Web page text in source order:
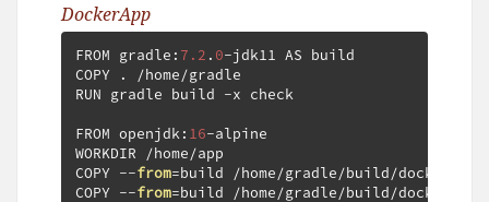
DockerApp
FROM gradle : 7.2 . 0-jdk11 AS build
COPY
. /home/gradle
RUN gradle build -x check
FROM openjdk: 16-alpine
WORKDIR
/home/app
COPY --from=build /home/gradle/build/docker
COPY --from=build /home/gradle/build/docker